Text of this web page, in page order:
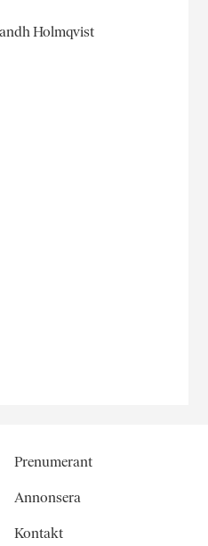
Holmqvist
Prenumerant
Annonsera
Kontakt